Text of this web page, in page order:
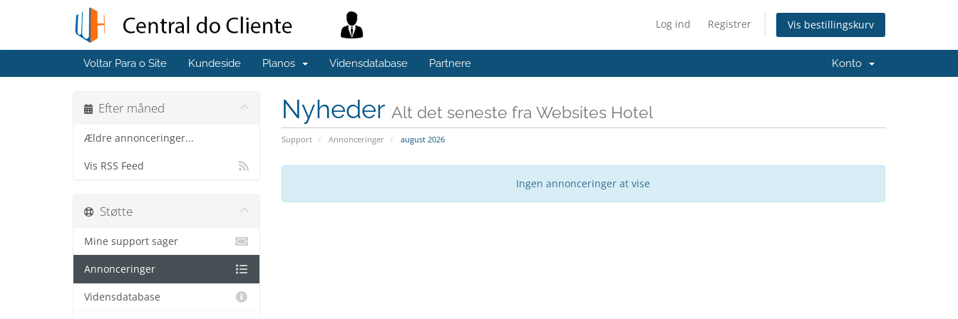
Log ind Registrer Vis bestillingskurv
Voltar Para o Site Kundeside Planos Vidensdatabase Partnere Konto
Nyheder Alt det seneste fra Websites Hotel
Support Annonceringer august 2026
Efter måned
Ældre annonceringer...
Vis RSS Feed
Ingen annonceringer at vise
Støtte
Mine support sager
Annonceringer
Vidensdatabase